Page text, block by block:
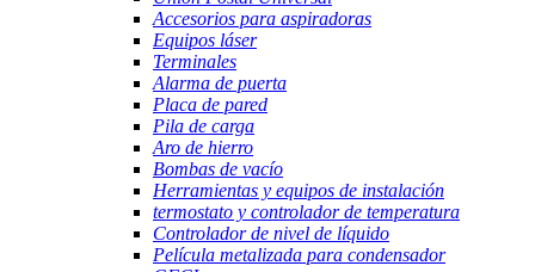
Accesorios para aspiradoras
Equipos láser
Terminales
Alarma de puerta
Placa de pared
Pila de carga
Aro de hierro
Bombas de vacío
Herramientas y equipos de instalación
termostato y controlador de temperatura
Controlador de nivel de líquido
Película metalizada para condensador